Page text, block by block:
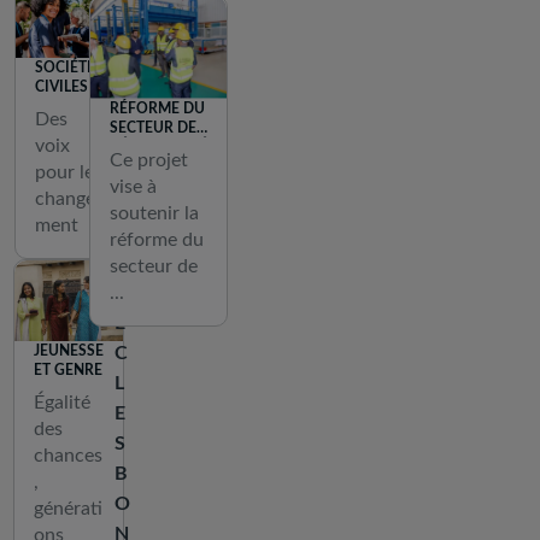
o
m
m
é
s
e
s
u
œ
u
SOCIÉTÉS
CIVILES
Des
voix
pour le
change
ment
JEUNESSE
ET GENRE
Égalité
des
chances
,
générati
ons
N
C
O
N
T
A
T
A
V
E
C
L
E
S
B
O
N
RÉFORME DU
SECTEUR DE
AU NIGERIA
Ce projet
vise à
soutenir la
réforme du
secteur de
...